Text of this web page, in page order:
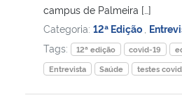
campus de Palmeira […]
Categoria: 12ª Edição
Tags:
12ª edição covid-19
Entrevista
Saúde testes